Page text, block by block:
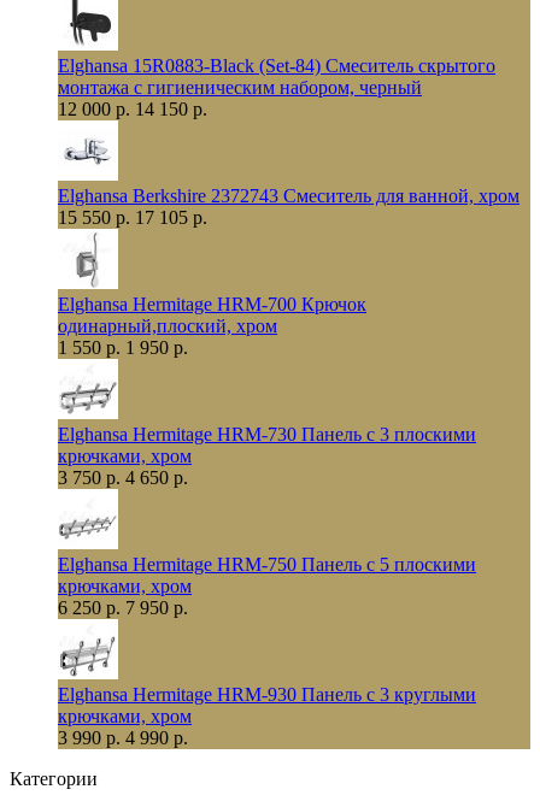
Elghansa 15R0883-Black (Set-84) Смеситель скрытого
монтажа с гигиеническим набором, черный
12 000 р. 14 150 р.
Elghansa Berkshire 2372743 Смеситель для ванной, хром
15 550 р. 17 105 р.
Elghansa Hermitage HRM-700 Крючок
одинарный,плоский, хром
1 550 р. 1 950 р.
Elghansa Hermitage HRM-730 Панель с 3 плоскими
крючками, хром
3 750 р. 4 650 р.
Elghansa Hermitage HRM-750 Панель с 5 плоскими
крючками, хром
6 250 р. 7 950 р.
Elghansa Hermitage HRM-930 Панель с 3 круглыми
крючками, хром
3 990 р. 4 990 р.
Категории